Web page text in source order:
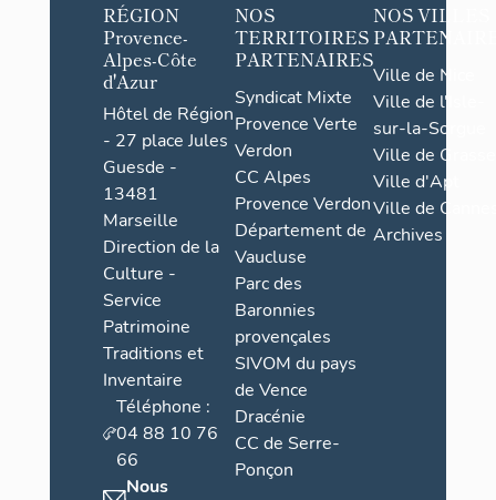
RÉGION
Provence-
Alpes-Côte
d'Azur
Hôtel de Région
- 27 place Jules
Guesde -
13481
Marseille
Direction de la
Culture -
Service
Patrimoine
Traditions et
Inventaire
Téléphone :
04 88 10 76
66
Nous
NOS
TERRITOIRES
PARTENAIRES
Syndicat Mixte
Provence Verte
Verdon
CC Alpes
Provence Verdon
Département de
Vaucluse
Parc des
Baronnies
provençales
SIVOM du pays
de Vence
Dracénie
CC de Serre-
Ponçon
NOS VILLES
Ville de Nice
Ville de l'Isle-
sur-la-Sorgue
Ville de Grasse
Ville d'Apt
Ville de
Archives